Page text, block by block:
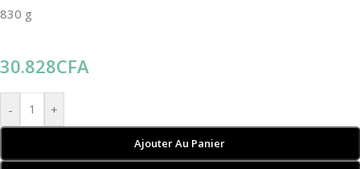
830 g
30.828CFA
- +
Ajouter Au Panier